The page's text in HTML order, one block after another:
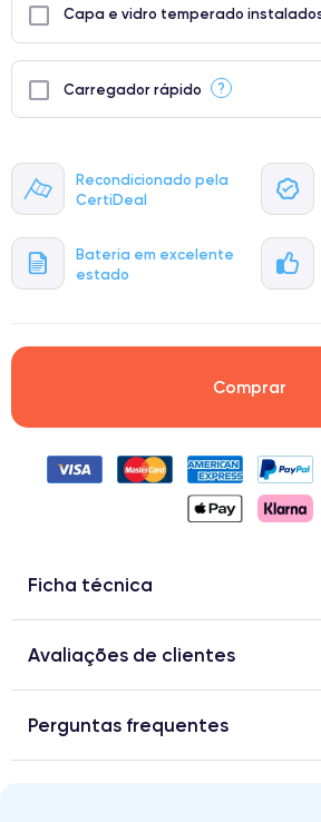
Recondicionado pela
CertiDeal
Bateria em excelente
estado
Capa e vidro temperado
Carregador rápido ?
Comprar
Ficha técnica
Avaliações de clientes
Perguntas frequentes